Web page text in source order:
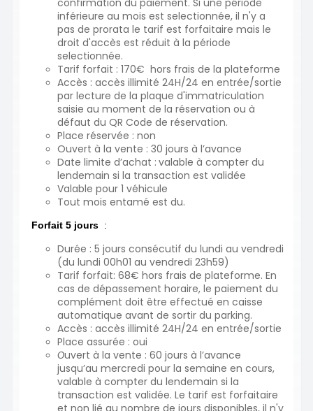
inférieure au mois est selectionnée, il n'y a
pas de prorata le tarif est forfaitaire mais le
droit d'accès est réduit à la période
selectionnée.
Tarif forfait : 170€ hors frais de la plateforme
Accès : accès illimité 24H/24 en entrée/sortie
par lecture de la plaque d'immatriculation
saisie au moment de la réservation ou à
défaut du QR Code de réservation.
Place réservée : non
Ouvert à la vente : 30 jours à l’avance
Date limite d’achat : valable à compter du
lendemain si la transaction est validée
Valable pour 1 véhicule
Tout mois entamé est du.
Forfait 5 jours :
Durée : 5 jours consécutif du lundi au vendredi
(du lundi 00h01 au vendredi 23h59)
Tarif forfait: 68€ hors frais de plateforme. En
cas de dépassement horaire, le paiement du
complément doit être effectué en caisse
automatique avant de sortir du parking.
Accès : accès illimité 24H/24 en entrée/sortie
Place assurée : oui
Ouvert à la vente : 60 jours à l’avance
jusqu’au mercredi pour la semaine en cours,
valable à compter du lendemain si la
transaction est validée. Le tarif est forfaitaire
et non lié au nombre de jours disponibles, il n'y